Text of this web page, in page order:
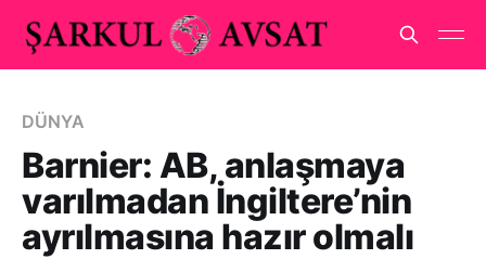
DÜNYA
Barnier: AB, anlaşmaya
varılmadan İngiltere’nin
ayrılmasına hazır olmalı